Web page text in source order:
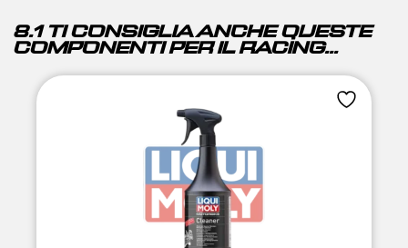
8.1 TI CONSIGLIA ANCHE QUESTE
COMPONENTI PER IL RACING...